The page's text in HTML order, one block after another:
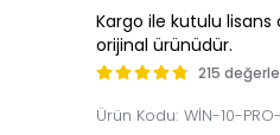
Kargo ile kutulu
orijinal ürünüdür.
215
Ürün Kodu: WİN-10-